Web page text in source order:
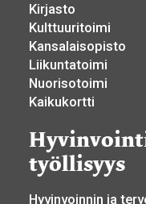
Kirjasto
Kulttuuritoimi
Kansalaisopisto
Liikuntatoimi
Nuorisotoimi
Kaikukortti
työllisyys
Hyvinvoinnin ja